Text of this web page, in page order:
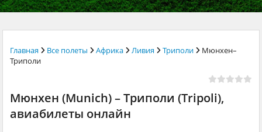
Главная Все полеты Африка Ливия Триполи
Мюнхен–
Триполи
Мюнхен (Munich) – Триполи (Tripoli),
авиабилеты онлайн